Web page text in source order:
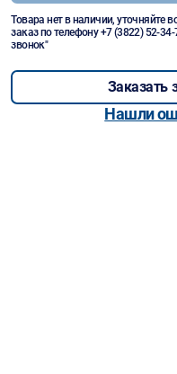
Товара нет в наличии, уточняйте
заказ по телефону+7 (3822) 52-34-
звонок"
Заказать
Нашли